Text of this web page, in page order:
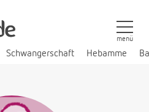
Schwangerschaft Hebamme
menü